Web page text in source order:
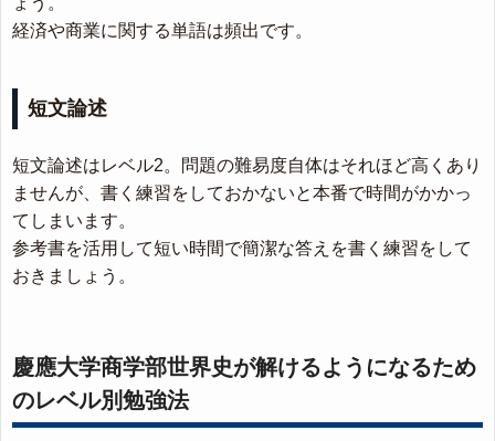
経済や商業に関する単語は頻出です。
短文論述
短文論述はレベル2。問題の難易度自体はそれほど高くあり
ませんが、書く練習をしておかないと本番で時間がかかっ
てしまいます。
参考書を活用して短い時間で簡潔な答えを書く練習をして
おきましょう。
慶應大学商学部世界史が解けるようになるため
のレベル別勉強法